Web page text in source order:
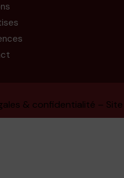
& confidentialité –